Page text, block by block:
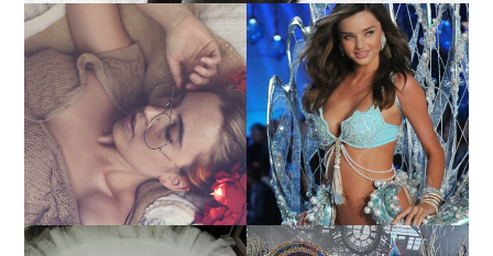
LA BAILARINA BLANCA
DE LA CRUZ O COMO
REINVENTARSE ANTE
LA ADVERSIDAD.
LA ALTURA DE LAS
MODELOS MAS ALTAS